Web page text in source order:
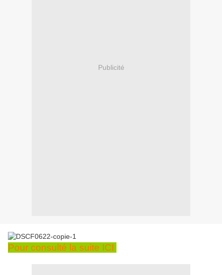
Publicité
Pour consulté la suite ICI